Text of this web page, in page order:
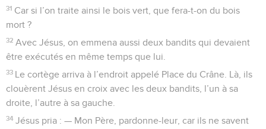
31 Car si l’on traite ainsi le bois vert, que fera-t-on du bois
mort ?
32 Avec Jésus, on emmena aussi deux bandits qui devaient
être exécutés en même temps que lui.
33 Le cortège arriva à l’endroit appelé Place du Crâne. Là, ils
clouèrent Jésus en croix avec les deux bandits, l’un à sa
droite, l’autre à sa gauche.
34 Jésus pria : — Mon Père, pardonne-leur, car ils ne savent